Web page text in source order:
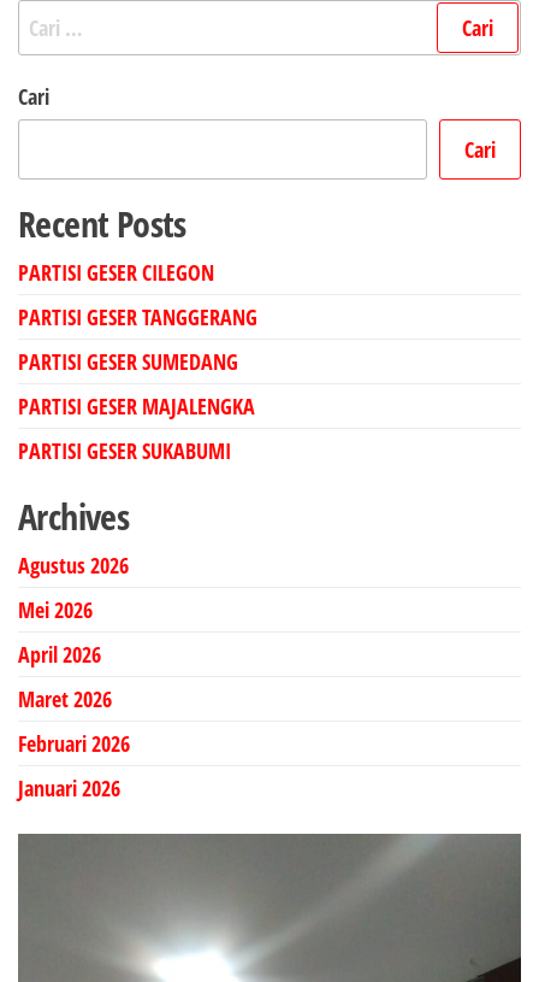
Cari
untuk:
Cari
Cari
Recent Posts
PARTISI GESER CILEGON
PARTISI GESER TANGGERANG
PARTISI GESER SUMEDANG
PARTISI GESER MAJALENGKA
PARTISI GESER SUKABUMI
Archives
Agustus 2026
Mei 2026
April 2026
Maret 2026
Februari 2026
Januari 2026